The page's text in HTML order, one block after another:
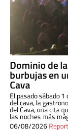
Dominio de
burbujas en
Cava
El pasado sábado
del cava, la
del Cava, una cita
las noches más
06/08/2026